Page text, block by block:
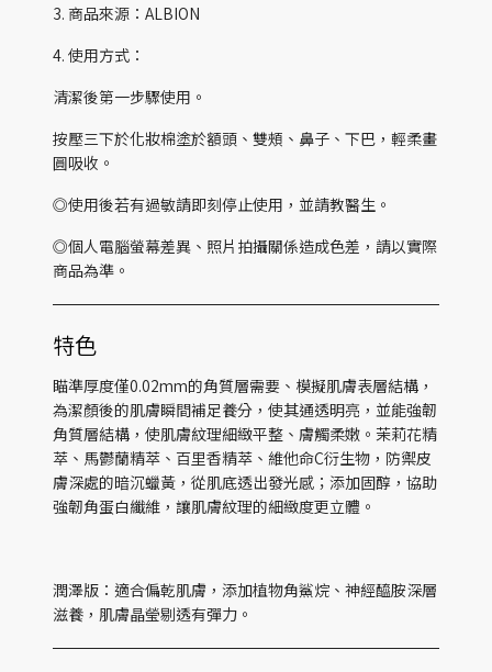
3. 商品來源：ALBION
4. 使用方式：
清潔後第一步驟使用。
按壓三下於化妝棉塗於額頭、雙頰、鼻子、下巴，輕柔畫
圓吸收。
◎使用後若有過敏請即刻停止使用，並請教醫生。
◎個人電腦螢幕差異、照片拍攝關係造成色差，請以實際
商品為準。
特色
瞄準厚度僅0.02mm的角質層需要、模擬肌膚表層結構，
為潔顏後的肌膚瞬間補足養分，使其通透明亮，並能強韌
角質層結構，使肌膚紋理細緻平整、膚觸柔嫩。茉莉花精
萃、馬鬱蘭精萃、百里香精萃、維他命C衍生物，防禦皮
膚深處的暗沉蠟黃，從肌底透出發光感；添加固醇，協助
強韌角蛋白纖維，讓肌膚紋理的細緻度更立體。
潤澤版：適合偏乾肌膚，添加植物角鯊烷、神經醯胺深層
滋養，肌膚晶瑩剔透有彈力。